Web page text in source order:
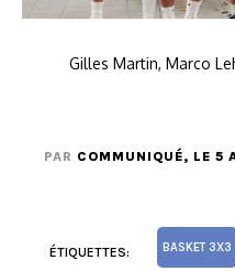
Gilles Martin, Marco
PAR COMMUNIQUÉ, LE 5
ÉTIQUETTES: BASKET 3X3